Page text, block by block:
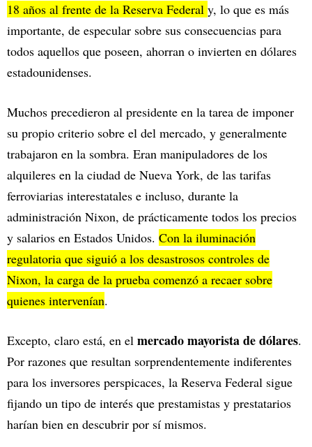
18 años al frente de la Reserva Federal y, lo que es más
importante, de especular sobre sus consecuencias para
todos aquellos que poseen, ahorran o invierten en dólares
estadounidenses.
Muchos precedieron al presidente en la tarea de imponer
su propio criterio sobre el del mercado, y generalmente
trabajaron en la sombra. Eran manipuladores de los
alquileres en la ciudad de Nueva York, de las tarifas
ferroviarias interestatales e incluso, durante la
administración Nixon, de prácticamente todos los precios
y salarios en Estados Unidos. Con la iluminación
regulatoria que siguió a los desastrosos controles de
Nixon, la carga de la prueba comenzó a recaer sobre
quienes intervenían.
Excepto, claro está, en el mercado mayorista de dólares.
Por razones que resultan sorprendentemente indiferentes
para los inversores perspicaces, la Reserva Federal sigue
fijando un tipo de interés que prestamistas y prestatarios
harían bien en descubrir por sí mismos.